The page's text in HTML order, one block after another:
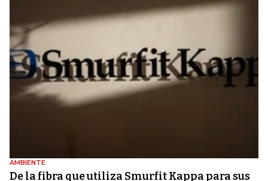
AMBIENTE
De la fibra que utiliza Smurfit Kappa para sus